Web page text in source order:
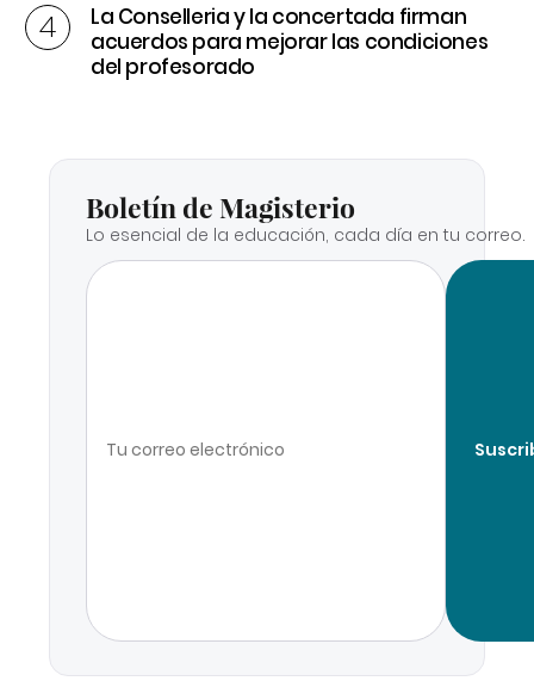
La Conselleria y la concertada firman
acuerdos para mejorar las condiciones
del profesorado
Boletín de Magisterio
Lo esencial de la educación, cada día en tu correo.